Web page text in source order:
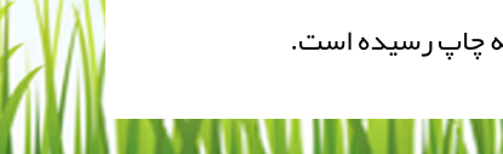
چاپ رسیده است.